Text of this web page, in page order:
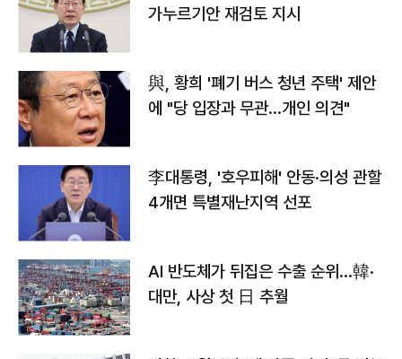
가누르기안 재검토 지시
與, 황희 '폐기 버스 청년 주택' 제안
에 "당 입장과 무관…개인 의견"
李대통령, '호우피해' 안동·의성 관할
4개면 특별재난지역 선포
AI 반도체가 뒤집은 수출 순위…韓·
대만, 사상 첫 日 추월